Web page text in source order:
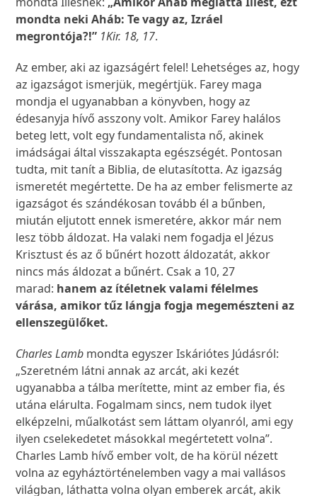
mondta neki Aháb: Te vagy az, Izráel
megrontója?!” 1Kir. 18, 17.
Az ember, aki az igazságért felel! Lehetséges az, hogy
az igazságot ismerjük, megértjük. Farey maga
mondja el ugyanabban a könyvben, hogy az
édesanyja hívő asszony volt. Amikor Farey halálos
beteg lett, volt egy fundamentalista nő, akinek
imádságai által visszakapta egészségét. Pontosan
tudta, mit tanít a Biblia, de elutasította. Az igazság
ismeretét megértette. De ha az ember felismerte az
igazságot és szándékosan tovább él a bűnben,
miután eljutott ennek ismeretére, akkor már nem
lesz több áldozat. Ha valaki nem fogadja el Jézus
Krisztust és az ő bűnért hozott áldozatát, akkor
nincs más áldozat a bűnért. Csak a 10, 27
marad: hanem az ítéletnek valami félelmes
várása, amikor tűz lángja fogja megemészteni az
ellenszegülőket.
Charles Lamb mondta egyszer Iskáriótes Júdásról:
„Szeretném látni annak az arcát, aki kezét
ugyanabba a tálba merítette, mint az ember fia, és
utána elárulta. Fogalmam sincs, nem tudok ilyet
elképzelni, műalkotást sem láttam olyanról, ami egy
ilyen cselekedetet másokkal megértetett volna”.
Charles Lamb hívő ember volt, de ha körül nézett
volna az egyháztörténelemben vagy a mai vallásos
világban, láthatta volna olyan emberek arcát, akik